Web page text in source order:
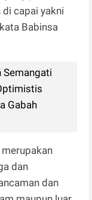
di capai yakni
Babinsa
Semangati
Gabah
dan
dan